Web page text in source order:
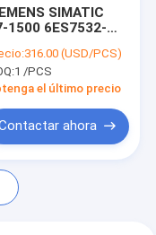
velocidad.
SIMATIC
1500 6ES7532-
316.00 (USD/PCS)
1 /PCS
el último precio
ahora